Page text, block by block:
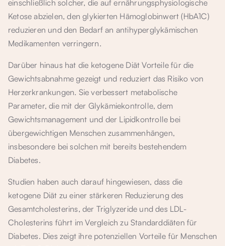
einschließlich solcher, die auf ernährungsphysiologische
Ketose abzielen, den glykierten Hämoglobinwert (HbA1C)
reduzieren und den Bedarf an antihyperglykämischen
Medikamenten verringern.
Darüber hinaus hat die ketogene Diät Vorteile für die
Gewichtsabnahme gezeigt und reduziert das Risiko von
Herzerkrankungen. Sie verbessert metabolische
Parameter, die mit der Glykämiekontrolle, dem
Gewichtsmanagement und der Lipidkontrolle bei
übergewichtigen Menschen zusammenhängen,
insbesondere bei solchen mit bereits bestehendem
Diabetes.
Studien haben auch darauf hingewiesen, dass die
ketogene Diät zu einer stärkeren Reduzierung des
Gesamtcholesterins, der Triglyzeride und des LDL-
Cholesterins führt im Vergleich zu Standarddiäten für
Diabetes. Dies zeigt ihre potenziellen Vorteile für Menschen